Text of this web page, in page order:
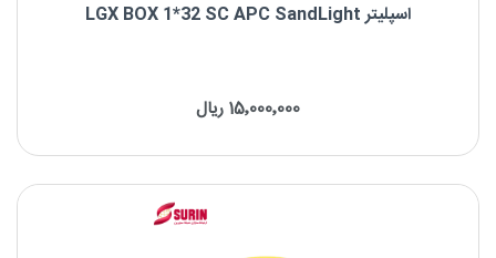
اسپلیتر LGX BOX 1*32 SC APC SandLight
نوع کانکتور: SC/APC
15٬000٬000 ریال